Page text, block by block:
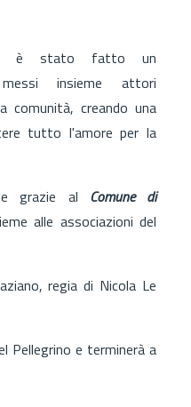
è stato fatto un
insieme attori
comunità, creando una
tutto l'amore per la
grazie al Comune di
alle associazioni del
regia di Nicola Le
Pellegrino e terminerà a